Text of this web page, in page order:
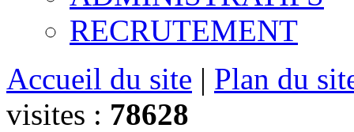
RECRUTEMENT
Accueil du site | Plan du
visites : 78628